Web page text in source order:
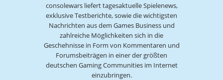
consolewars liefert tagesaktuelle Spielenews,
exklusive Testberichte, sowie die wichtigsten
Nachrichten aus dem Games Business und
zahlreiche Möglichkeiten sich in die
Geschehnisse in Form von Kommentaren und
Forumsbeiträgen in einer der größten
deutschen Gaming Communities im Internet
einzubringen.